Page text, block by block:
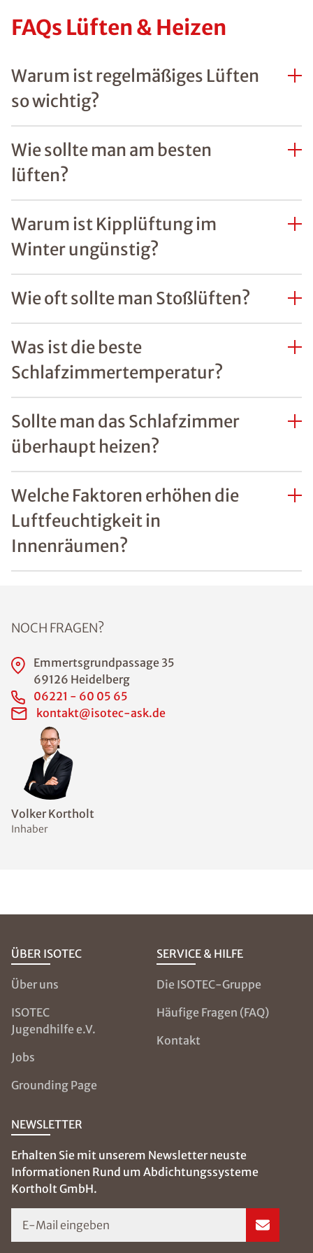
FAQs Lüften & Heizen
Warum ist regelmäßiges Lüften
so wichtig?
Wie sollte man am besten
lüften?
Warum ist Kipplüftung im
Winter ungünstig?
Wie oft sollte man Stoßlüften?
Was ist die beste
Schlafzimmertemperatur?
Sollte man das Schlafzimmer
überhaupt heizen?
Welche Faktoren erhöhen die
Luftfeuchtigkeit in
Innenräumen?
Volker Kortholt
Inhaber
NOCH FRAGEN?
Emmertsgrundpassage 35
69126 Heidelberg
06221 - 60 05 65
kontakt@isotec-ask.de
ÜBER ISOTEC
Über uns
ISOTEC
Jugendhilfe e.V.
Jobs
Grounding Page
SERVICE & HILFE
Die ISOTEC-Gruppe
Häufige Fragen (FAQ)
Kontakt
NEWSLETTER
Erhalten Sie mit unserem Newsletter neuste
Informationen Rund um Abdichtungssysteme
Kortholt GmbH.
E-Mail eingeben